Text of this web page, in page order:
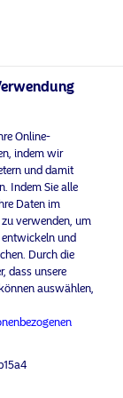
Online-
indem wir
und damit
Indem Sie alle
Daten im
verwenden, um
und
Durch die
dass unsere
auswählen,